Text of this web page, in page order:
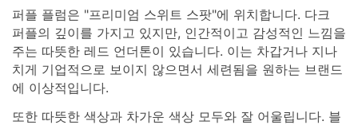
퍼플 플럼은 "프리미엄 스위트 스팟"에 위치합니다. 다크
퍼플의 깊이를 가지고 있지만, 인간적이고 감성적인 느낌을
주는 따뜻한 레드 언더톤이 있습니다. 이는 차갑거나 지나
치게 기업적으로 보이지 않으면서 세련됨을 원하는 브랜드
에 이상적입니다.
또한 따뜻한 색상과 차가운 색상 모두와 잘 어울립니다. 블